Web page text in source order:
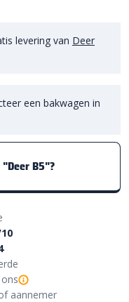
levering van Deer
een bakwagen in
B5"?
aannemer